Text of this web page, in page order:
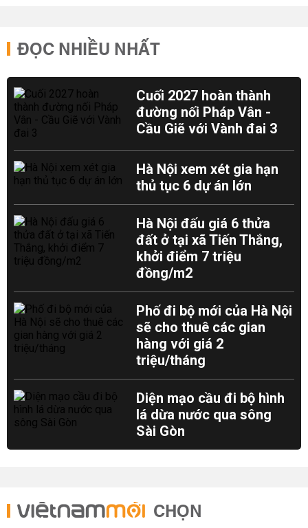
ĐỌC NHIỀU NHẤT
Cuối 2027 hoàn thành
đường nối Pháp Vân -
Cầu Giẽ với Vành đai 3
Hà Nội xem xét gia hạn
thủ tục 6 dự án lớn
Hà Nội đấu giá 6 thửa
đất ở tại xã Tiến Thắng,
khởi điểm 7 triệu
đồng/m2
Phố đi bộ mới của Hà Nội
sẽ cho thuê các gian
hàng với giá 2
triệu/tháng
Diện mạo cầu đi bộ hình
lá dừa nước qua sông
Sài Gòn
CHỌN